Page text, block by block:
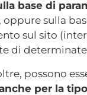
base di
, oppure sulla
sul sito
di determinate
possono
per la